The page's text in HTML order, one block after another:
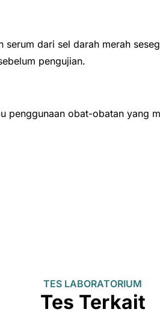
serum dari sel darah merah
pengujian.
penggunaan obat-obatan yang
TES LABORATORIUM
Tes Terkait